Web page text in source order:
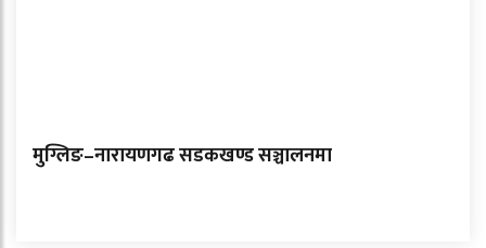
मुग्लिङ–नारायणगढ सडकखण्ड सञ्चालनमा